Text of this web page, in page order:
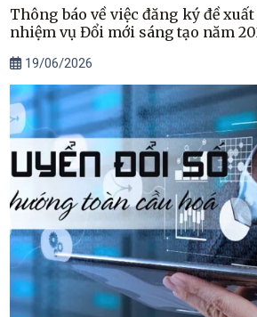
Thông báo về việc đăng ký đề
nhiệm vụ Đổi mới sáng tạo năm
19/06/2026